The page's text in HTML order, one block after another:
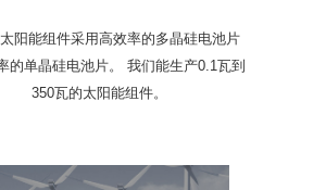
阳能组件采用高效率的多晶硅电池片
的单晶硅电池片。 我们能生产0.1瓦到
350瓦的太阳能组件。